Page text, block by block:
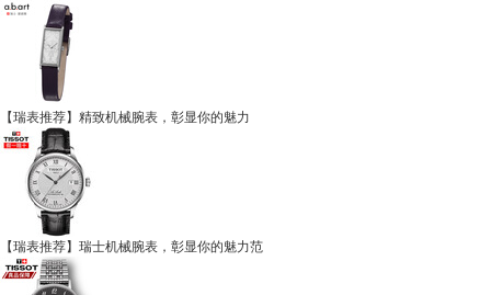
【瑞表推荐】精致机械腕表，彰显你的魅力
【瑞表推荐】瑞士机械腕表，彰显你的魅力范